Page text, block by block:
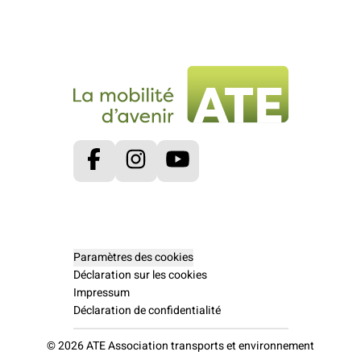
FacebookInstagram
Paramètres des cookies
Déclaration sur les cookies
Impressum
Déclaration de confidentialité
© 2026 ATE Association transports et environnement